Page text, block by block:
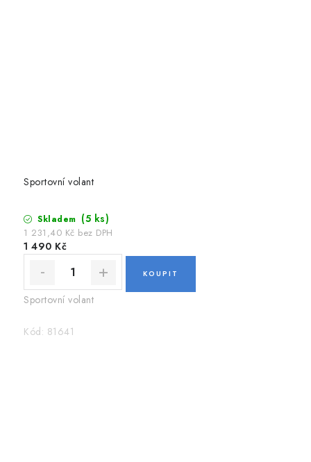
Sportovní volant
Skladem (5 ks)
1 231,40 Kč bez DPH
1 490 Kč
Sportovní volant
Kód: 81641